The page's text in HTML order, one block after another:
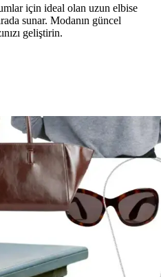
için ideal olan uzun elbise
sunar. Modanın güncel
geliştirin.